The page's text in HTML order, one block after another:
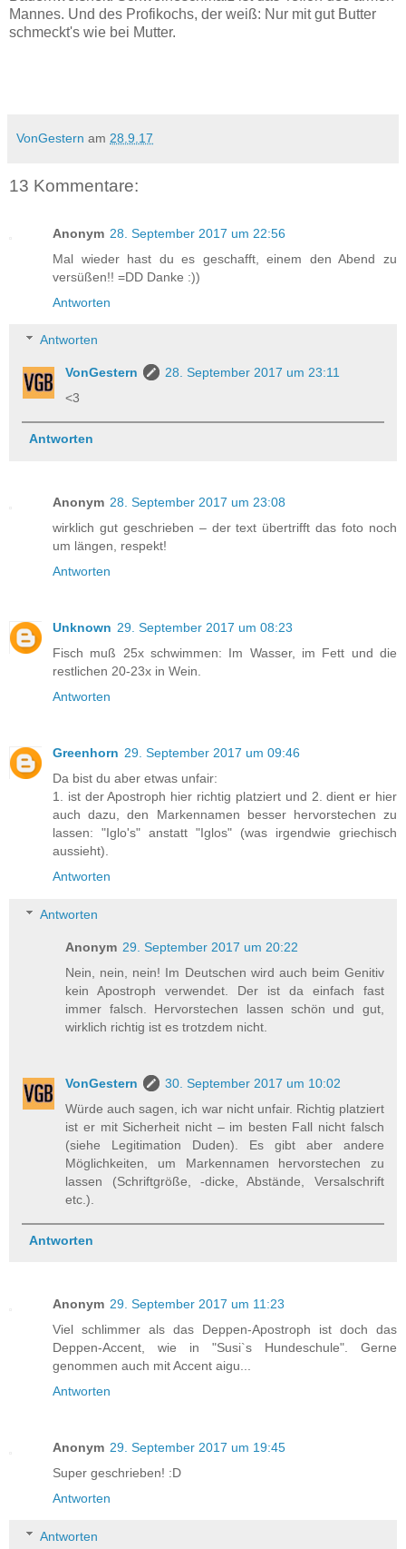
Mannes. Und des Profikochs, der weiß: Nur mit gut Butter
schmeckt's wie bei Mutter.
VonGestern am 28.9.17
13 Kommentare:
Anonym 28. September 2017 um 22:56
Mal wieder hast du es geschafft, einem den Abend zu
versüßen!! =DD Danke :))
Antworten
Antworten
VonGestern
28. September 2017 um 23:11
<3
Antworten
Anonym 28. September 2017 um 23:08
wirklich gut geschrieben – der text übertrifft das foto noch
um längen, respekt!
Antworten
Unknown 29. September 2017 um 08:23
Fisch muß 25x schwimmen: Im Wasser, im Fett und die
restlichen 20-23x in Wein.
Antworten
Greenhorn 29. September 2017 um 09:46
Da bist du aber etwas unfair:
1. ist der Apostroph hier richtig platziert und 2. dient er hier
auch dazu, den Markennamen besser hervorstechen zu
lassen: "Iglo's" anstatt "Iglos" (was irgendwie griechisch
aussieht).
Antworten
Antworten
Anonym 29. September 2017 um 20:22
Nein, nein, nein! Im Deutschen wird auch beim Genitiv
kein Apostroph verwendet. Der ist da einfach fast
immer falsch. Hervorstechen lassen schön und gut,
wirklich richtig ist es trotzdem nicht.
VonGestern
30. September 2017 um 10:02
Würde auch sagen, ich war nicht unfair. Richtig platziert
ist er mit Sicherheit nicht – im besten Fall nicht falsch
(siehe Legitimation Duden). Es gibt aber andere
Möglichkeiten, um Markennamen hervorstechen zu
lassen (Schriftgröße, -dicke, Abstände, Versalschrift
etc.).
Antworten
Anonym 29. September 2017 um 11:23
Viel schlimmer als das Deppen-Apostroph ist doch das
Deppen-Accent, wie in "Susi`s Hundeschule". Gerne
genommen auch mit Accent aigu...
Antworten
Anonym 29. September 2017 um 19:45
Super geschrieben! :D
Antworten
Antworten